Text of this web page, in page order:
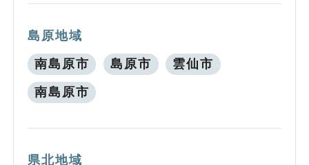
島原地域
南島原市 島原市 雲仙市
南島原市
県北地域